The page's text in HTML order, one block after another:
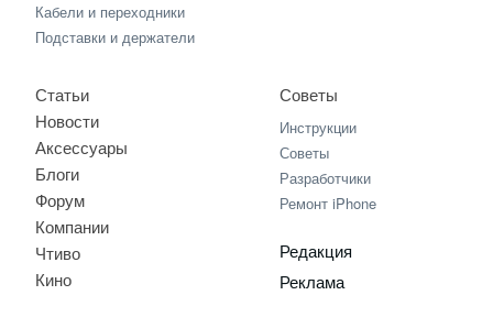
Кабели и переходники
Подставки и держатели
Статьи
Новости
Аксессуары
Блоги
Форум
Компании
Чтиво
Кино
Советы
Инструкции
Советы
Разработчики
Ремонт iPhone
Редакция
Реклама